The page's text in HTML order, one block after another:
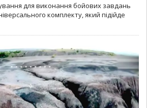
для виконання бойових завдань
комплекту, який підійде